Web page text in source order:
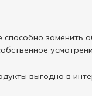
способно
выгодно в